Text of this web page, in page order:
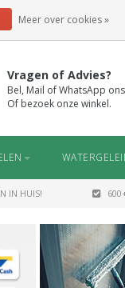
Vragen of Advies?
Bel, Mail of WhatsApp
Of bezoek onze winkel.
IN HUIS!
Meer over cookies »